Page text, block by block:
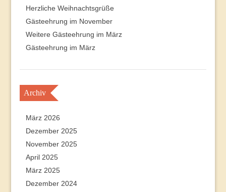
Herzliche Weihnachtsgrüße
Gästeehrung im November
Weitere Gästeehrung im März
Gästeehrung im März
Archiv
März 2026
Dezember 2025
November 2025
April 2025
März 2025
Dezember 2024